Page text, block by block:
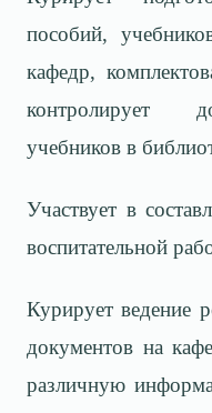
пособий,
кафедр,
контролирует
учебников в
Участвует в
воспитательной
Курирует ведение
документов на
различную